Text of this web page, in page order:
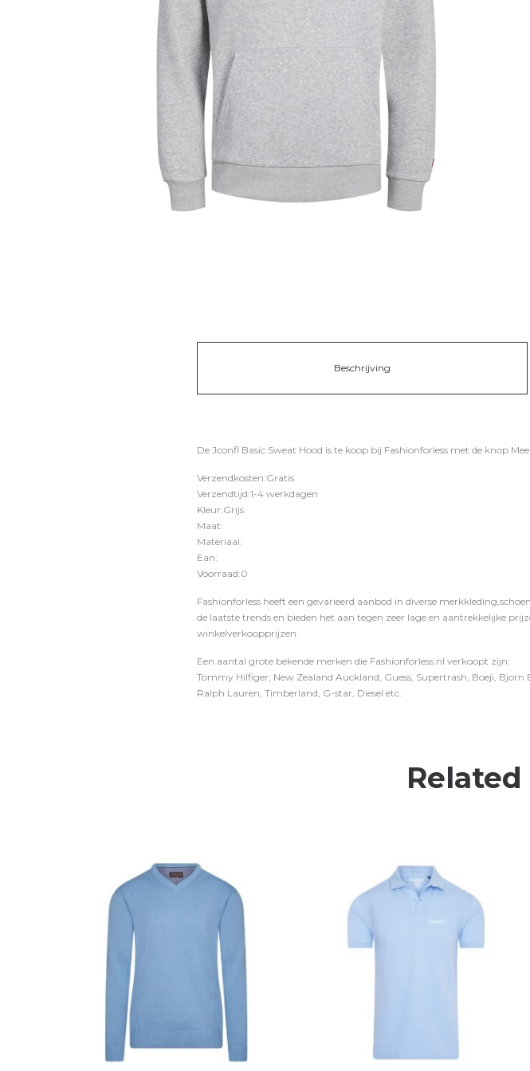
Beschrijving
De Jconfl Basic Sweat Hood is te koop bij Fashionforless met de knop
Verzendkosten:Gratis
Verzendtijd:1-4 werkdagen
Kleur:Grijs
Maat:
Materiaal:
Ean:
Voorraad:0
Fashionforless heeft een gevarieerd aanbod in diverse
de laatste trends en bieden het aan tegen zeer lage en aantrekkelijke
winkelverkoopprijzen.
Een aantal grote bekende merken die Fashionforless.nl verkoopt zijn:
Tommy Hilfiger, New Zealand Auckland, Guess, Supertrash, Boeji, Bjorn
Ralph Lauren, Timberland, G-star, Diesel etc.